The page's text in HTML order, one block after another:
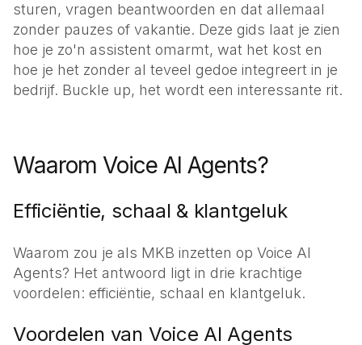
sturen, vragen beantwoorden en dat allemaal
zonder pauzes of vakantie. Deze gids laat je zien
hoe je zo'n assistent omarmt, wat het kost en
hoe je het zonder al teveel gedoe integreert in je
bedrijf. Buckle up, het wordt een interessante rit.
Waarom Voice AI Agents?
Efficiëntie, schaal & klantgeluk
Waarom zou je als MKB inzetten op Voice AI
Agents? Het antwoord ligt in drie krachtige
voordelen: efficiëntie, schaal en klantgeluk.
Voordelen van Voice AI Agents